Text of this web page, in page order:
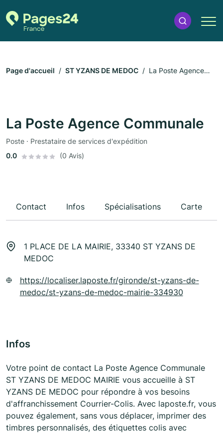
Page d'accueil ST YZANS DE MEDOC
La Poste Agence
La Poste Agence Communale
Poste · Prestataire de services d'expédition
0.0
(0 Avis)
Contact Infos Spécialisations Carte
1 PLACE DE LA MAIRIE, 33340 ST YZANS DE
MEDOC
https://localiser.laposte.fr/gironde/st-yzans-de-
medoc/st-yzans-de-medoc-mairie-334930
Infos
Votre point de contact La Poste Agence Communale
ST YZANS DE MEDOC MAIRIE vous accueille à ST
YZANS DE MEDOC pour répondre à vos besoins
d'affranchissement Courrier-Colis. Avec laposte.fr, vous
pouvez également, sans vous déplacer, imprimer des
timbres personnalisés, des étiquettes colis avec